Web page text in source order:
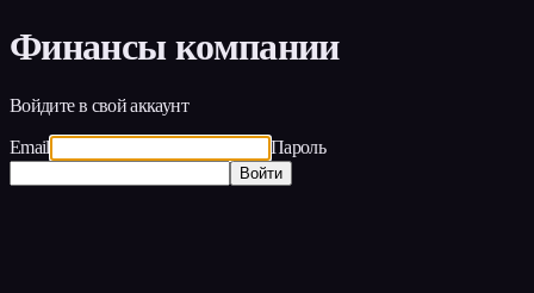
Финансы компании
Войдите в свой аккаунт
Email Пароль
Войти